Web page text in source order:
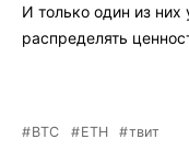
И только один из них
распределять
BTC ETH твит